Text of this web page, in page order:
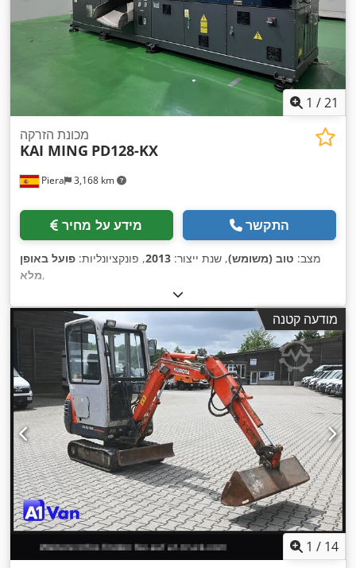
1 /21
Piera 3,168 km
מכונת הזרקה
KAI MING PD128-KX
מידע על מחיר התקשר
מצב: טוב (משומש), שנת ייצור: 2013, פונקציונליות: פועל באופן
מלא,
מודעה קטנה
1 / 14